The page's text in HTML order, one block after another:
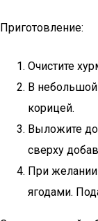
Приготовление:
Очистите
В
корицей.
Выложите
сверху
При
ягодами.